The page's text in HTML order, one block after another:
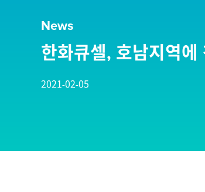
News
한화큐셀, 호남지역
2021-02-05